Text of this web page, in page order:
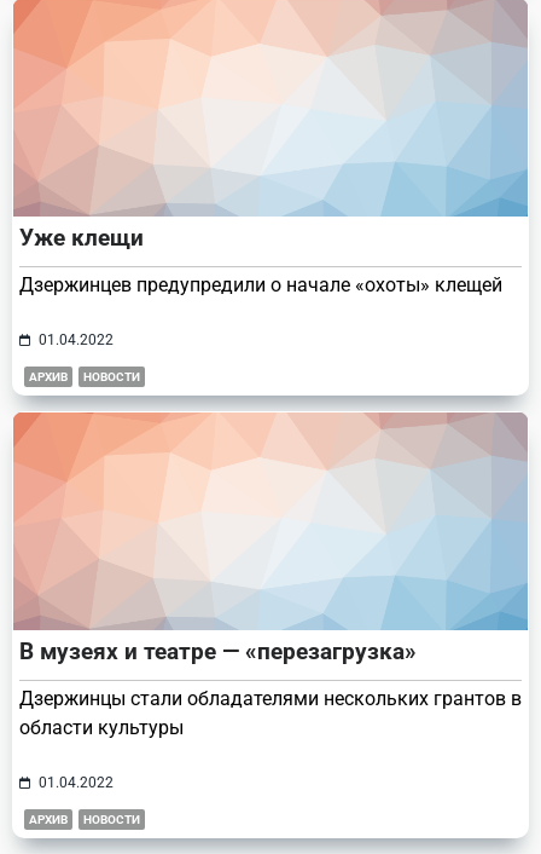
Уже клещи
Дзержинцев предупредили о начале «охоты» клещей
01.04.2022
АРХИВ НОВОСТИ
В музеях и театре — «перезагрузка»
Дзержинцы стали обладателями нескольких грантов в
области культуры
01.04.2022
АРХИВ НОВОСТИ